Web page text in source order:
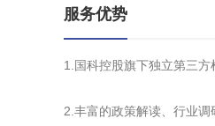
服务优势
1.国科控股旗下独立第三方
2.丰富的政策解读、行业调